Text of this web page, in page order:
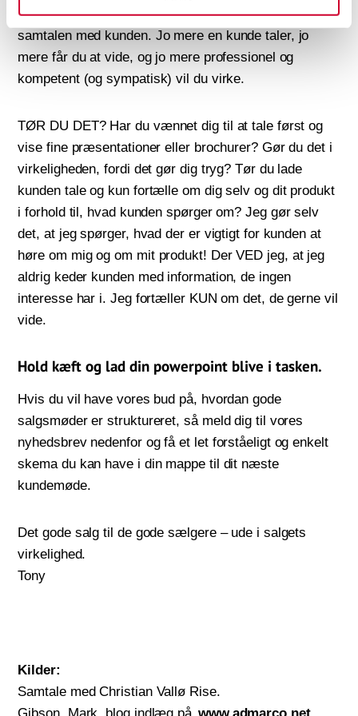
Fortæl kun om dig og dit produkt, hvis det er relevant i
samtalen med kunden. Jo mere en kunde taler, jo
mere får du at vide, og jo mere professionel og
kompetent (og sympatisk) vil du virke.
TØR DU DET? Har du vænnet dig til at tale først og
vise fine præsentationer eller brochurer? Gør du det i
virkeligheden, fordi det gør dig tryg? Tør du lade
kunden tale og kun fortælle om dig selv og dit produkt
i forhold til, hvad kunden spørger om? Jeg gør selv
det, at jeg spørger, hvad der er vigtigt for kunden at
høre om mig og om mit produkt! Der VED jeg, at jeg
aldrig keder kunden med information, de ingen
interesse har i. Jeg fortæller KUN om det, de gerne vil
vide.
Hold kæft og lad din powerpoint blive i tasken.
Hvis du vil have vores bud på, hvordan gode
salgsmøder er struktureret, så meld dig til vores
nyhedsbrev nedenfor og få et let forståeligt og enkelt
skema du kan have i din mappe til dit næste
kundemøde.
Det gode salg til de gode sælgere – ude i salgets
virkelighed.
Tony
Kilder:
Samtale med Christian Vallø Rise.
Gibson, Mark, blog indlæg på www.admarco.net